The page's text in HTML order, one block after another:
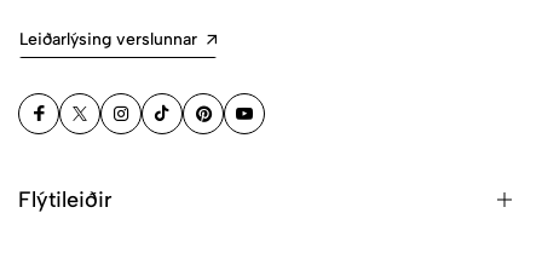
Leiðarlýsing verslunnar
Flýtileiðir